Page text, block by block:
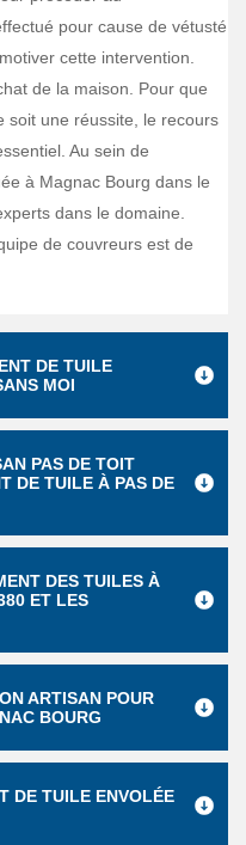
pour cause de vétusté
cette intervention.
de la maison. Pour que
soit une réussite, le recours
Au sein de
à Magnac Bourg dans le
dans le domaine.
de couvreurs est de
DE TUILE
MOI
PAS DE TOIT
DE TUILE À PAS DE
DES TUILES À
ET LES
ARTISAN POUR
BOURG
DE TUILE ENVOLÉE